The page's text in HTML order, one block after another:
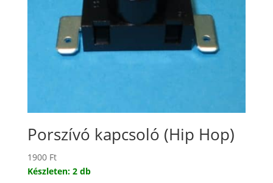
Porszívó kapcsoló (Hip Hop)
1900 Ft
Készleten: 2 db